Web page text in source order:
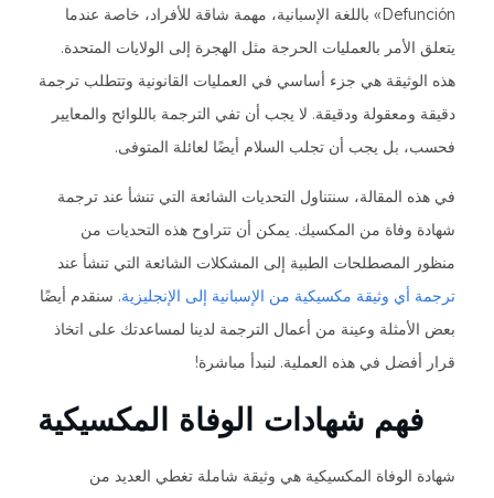
Defunción» باللغة الإسبانية، مهمة شاقة للأفراد، خاصة عندما
يتعلق الأمر بالعمليات الحرجة مثل الهجرة إلى الولايات المتحدة.
هذه الوثيقة هي جزء أساسي في العمليات القانونية وتتطلب ترجمة
دقيقة ومعقولة ودقيقة. لا يجب أن تفي الترجمة باللوائح والمعايير
فحسب، بل يجب أن تجلب السلام أيضًا لعائلة المتوفى.
في هذه المقالة، سنتناول التحديات الشائعة التي تنشأ عند ترجمة
شهادة وفاة من المكسيك. يمكن أن تتراوح هذه التحديات من
منظور المصطلحات الطبية إلى المشكلات الشائعة التي تنشأ عند
ترجمة أي وثيقة مكسيكية من الإسبانية إلى الإنجليزية. سنقدم أيضًا
بعض الأمثلة وعينة من أعمال الترجمة لدينا لمساعدتك على اتخاذ
قرار أفضل في هذه العملية. لنبدأ مباشرة!
فهم شهادات الوفاة المكسيكية
شهادة الوفاة المكسيكية هي وثيقة شاملة تغطي العديد من